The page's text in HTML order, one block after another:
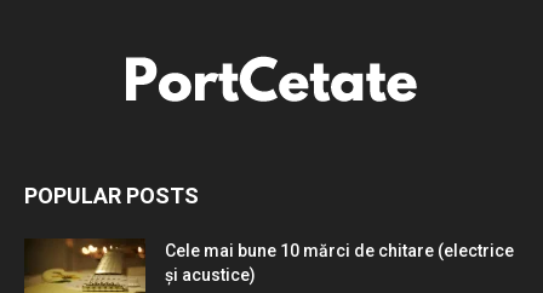
POPULAR POSTS
Cele mai bune 10 mărci de chitare (electrice
și acustice)